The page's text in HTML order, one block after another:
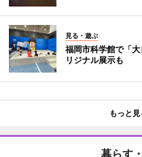
見る・遊ぶ
福岡市科学館で「
リジナル展示も
もっと見
暮らす